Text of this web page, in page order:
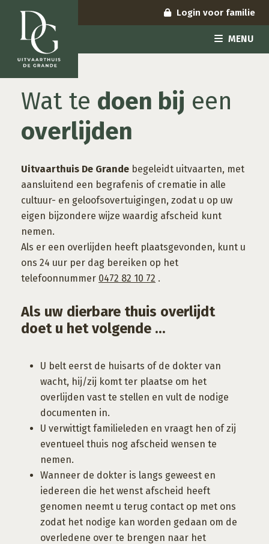
Login voor familie
MENU
Wat te doen bij een
overlijden
Uitvaarthuis De Grande begeleidt uitvaarten, met
aansluitend een begrafenis of crematie in alle
cultuur- en geloofsovertuigingen, zodat u op uw
eigen bijzondere wijze waardig afscheid kunt
nemen.
Als er een overlijden heeft plaatsgevonden, kunt u
ons 24 uur per dag bereiken op het
telefoonnummer 0472 82 10 72 .
Als uw dierbare thuis overlijdt
doet u het volgende ...
U belt eerst de huisarts of de dokter van
wacht, hij/zij komt ter plaatse om het
overlijden vast te stellen en vult de nodige
documenten in.
U verwittigt familieleden en vraagt hen of zij
eventueel thuis nog afscheid wensen te
nemen.
Wanneer de dokter is langs geweest en
iedereen die het wenst afscheid heeft
genomen neemt u terug contact op met ons
zodat het nodige kan worden gedaan om de
overledene over te brengen naar het